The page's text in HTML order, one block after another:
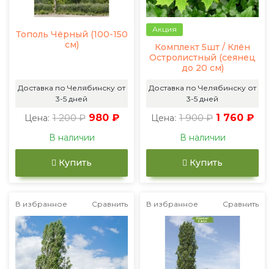
Тополь Чёрный (100-150
см)
Доставка по Челябинску от
3-5 дней
Цена: 1 200 ₽ 980 ₽
В наличии
Купить
Акция
Комплект 5шт / Клён
Остролистный (сеянец
до 20 см)
Доставка по Челябинску от
3-5 дней
Цена: 1 900 ₽ 1 760 ₽
В наличии
Купить
В избранное Сравнить В избранное Сравнить